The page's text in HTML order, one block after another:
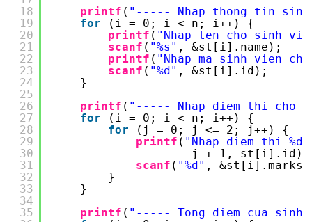
18
19
20
21
22
23
24
25
26
27
28
29
30
31
32
33
34
35
printf ( "----- Nhap thong tin
for
(i = 0; i < n; i++) {
printf ( "Nhap ten cho sinh
scanf ( "%s" , &st[i].name);
printf ( "Nhap ma sinh vien
scanf ( "%d" , &st[i].id);
}
printf ( "----- Nhap diem thi cho
for
(i = 0; i < n; i++) {
for
(j = 0; j <= 2; j++) {
printf ( "Nhap diem thi
j + 1, st[i].id);
scanf ( "%d" ,
}
}
printf ( "----- Tong diem cua